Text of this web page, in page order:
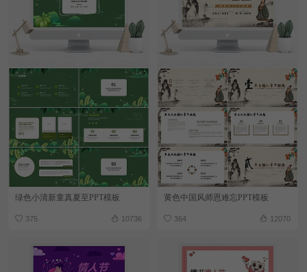
绿色小清新童真夏至PPT模板
375 10736
黄色中国风师恩难忘PPT模板
364 12070